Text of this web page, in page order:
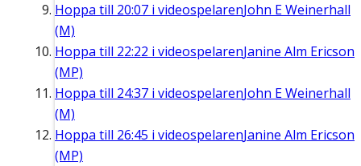
Hoppa till 20:07 i videospelarenJohn E Weinerhall
(M)
Hoppa till 22:22 i videospelarenJanine Alm Ericson
(MP)
Hoppa till 24:37 i videospelarenJohn E Weinerhall
(M)
Hoppa till 26:45 i videospelarenJanine Alm Ericson
(MP)